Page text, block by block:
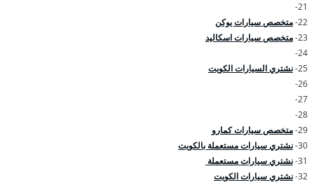
21-
22- متخصص سيارات يوكن
23- متخصص سيارات اسكاليد
24-
25- نشتري السيارات الكويت
26-
27-
28-
29- متخصص سيارات كمارو
30- نشتري سيارات مستعملة بالكويت
31- نشتري سيارات مستعملة
32- نشتري سيارات الكويت